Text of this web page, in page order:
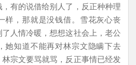
有的说借给别人了，反正种种理
样，那就是没钱借。雪花灰心丧
人情冷暖，想想这社会上，老公
她知道不能再对林宗文隐瞒下去
宗文要骂就骂，反正事情已经发